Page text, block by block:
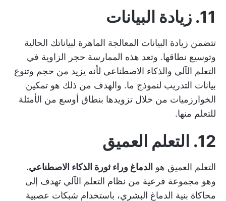
11. زيادة البيانات
تتضمن زيادة البيانات المعالجة الماهرة لبياناتك الحالية
وتوسيع نطاقها. وتعد هذه الممارسة حجر الزاوية في
التعلم الآلي والذكاء الاصطناعي لأنه يزيد من حجم وتنوع
بيانات التدريب لنموذج ما. والهدف من ذلك هو تمكين
الخوارزميات من خلال تزويدها بنطاق أوسع من الأمثلة
للتعلم منها.
12. التعلم العميق
التعلم العميق هو الدماغ وراء ثورة الذكاء الاصطناعي.
وهو مجموعة فرعية من نظام التعلم الآلي تهدف إلى
محاكاة بنية الدماغ البشري، باستخدام شبكات عصبية